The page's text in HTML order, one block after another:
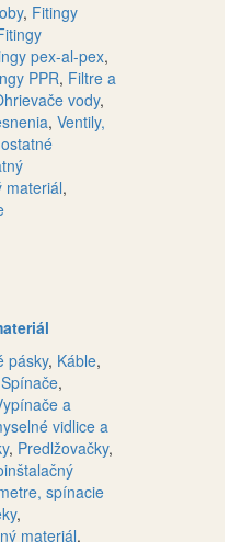
, Fitingy
pex-al-pex,
PPR, Filtre a
vody,
, Ventily,
materiál,
pásky, Káble,
Spínače,
a
vidlice a
, Predlžovačky,
spínacie
,
materiál,